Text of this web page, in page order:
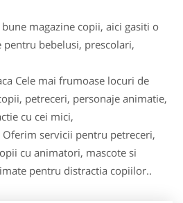
magazine copii, aici gasiti o
bebelusi, prescolari,
Cele mai frumoase locuri de
petreceri, personaje animatie,
cu cei mici,
servicii pentru petreceri,
cu animatori, mascote si
pentru distractia copiilor..